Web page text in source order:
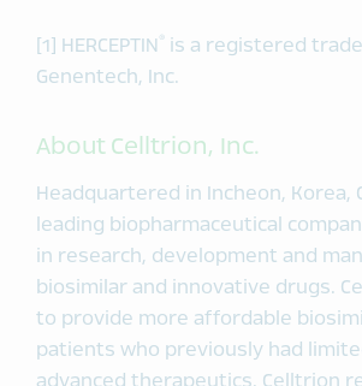
[1] HERCEPTIN ® is a registered
Genentech, Inc.
About Celltrion, Inc.
Headquartered in Incheon, Korea,
leading biopharmaceutical
in research, development and
biosimilar and innovative drugs.
to provide more affordable
patients who previously had
advanced therapeutics. Celltrion